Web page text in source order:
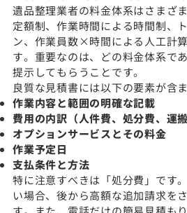
遺品整理業者の料金体系はさまざ
定額制、作業時間による時間制、
ン、作業員数×時間による人工計
す。重要なのは、どの料金体系で
提示してもらうことです。
良質な見積書には以下の要素が含
作業内容と範囲の明確な記載
費用の内訳（人件費、処分費、運搬
オプションサービスとその料金
作業予定日
支払条件と方法
特に注意すべきは「処分費」です
い場合、後から高額な追加請求を